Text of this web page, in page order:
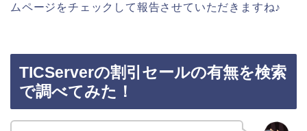
ムページをチェックして報告させていただきますね♪
TICServerの割引セールの有無を検索
で調べてみた！